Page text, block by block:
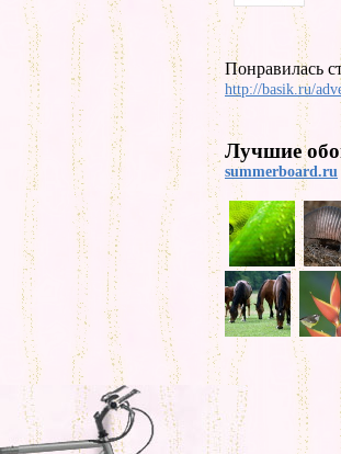
Понравилась
http://basik.ru/
Лучшие
summerboard.ru